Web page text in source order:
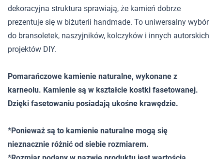
dekoracyjna struktura sprawiają, że kamień dobrze
prezentuje się w biżuterii handmade. To uniwersalny wybór
do bransoletek, naszyjników, kolczyków i innych autorskich
projektów DIY.
Pomarańczowe kamienie naturalne, wykonane z
karneolu. Kamienie są w kształcie kostki fasetowanej.
Dzięki fasetowaniu posiadają ukośne krawędzie.
*Ponieważ są to kamienie naturalne mogą się
nieznacznie różnić od siebie rozmiarem.